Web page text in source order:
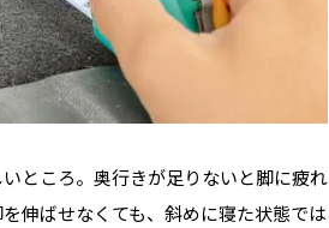
ところ。奥行きが足りないと脚に疲れ
伸ばせなくても、斜めに寝た状態では